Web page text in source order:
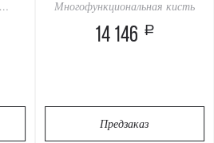
Многофункциональная кисть
14 146 a
Предзаказ